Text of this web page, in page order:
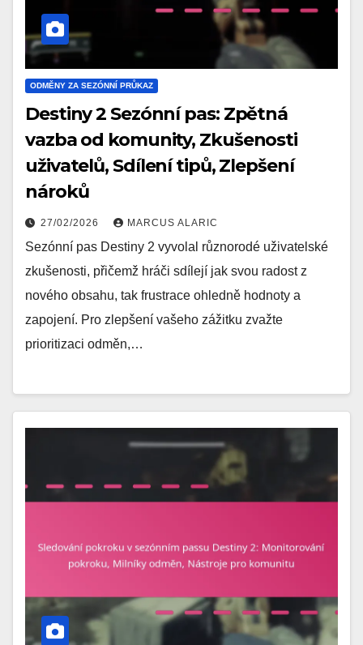
ODMĚNY ZA SEZÓNNÍ PRŮKAZ
Destiny 2 Sezónní pas: Zpětná
vazba od komunity, Zkušenosti
uživatelů, Sdílení tipů, Zlepšení
nároků
27/02/2026 MARCUS ALARIC
Sezónní pas Destiny 2 vyvolal různorodé uživatelské
zkušenosti, přičemž hráči sdílejí jak svou radost z
nového obsahu, tak frustrace ohledně hodnoty a
zapojení. Pro zlepšení vašeho zážitku zvažte
prioritizaci odměn,…